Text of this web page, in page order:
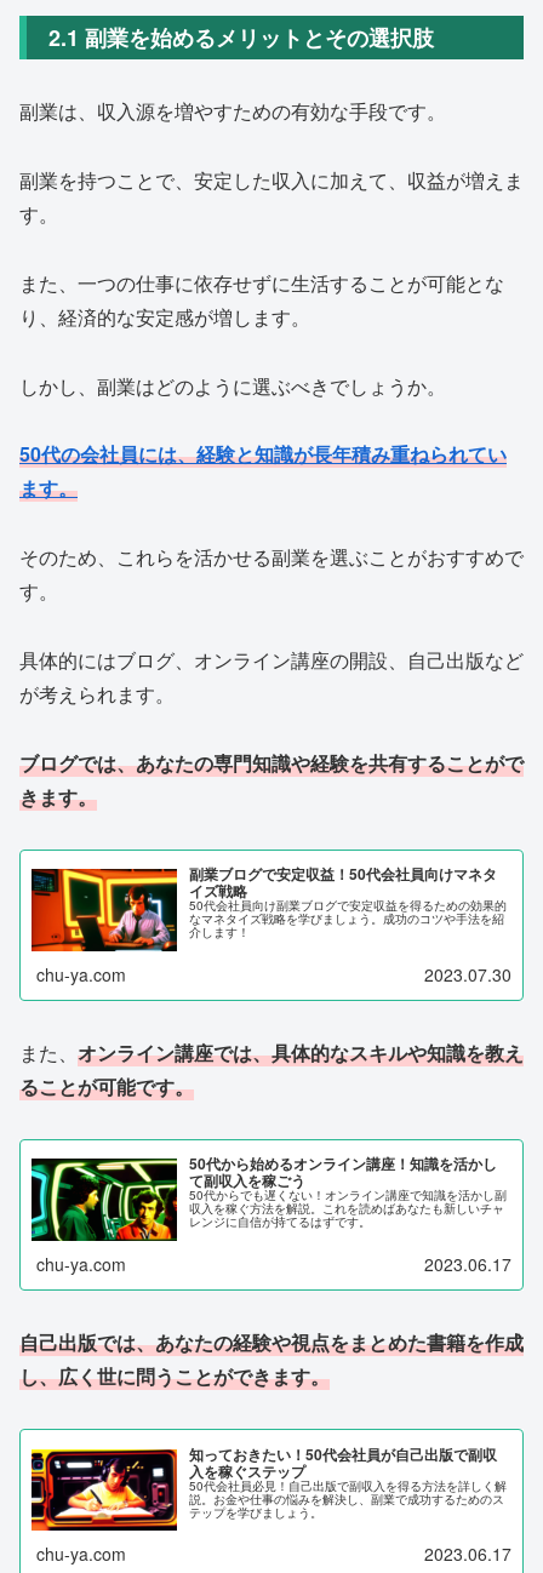
2.1 副業を始めるメリットとその選択肢
副業は、収入源を増やすための有効な手段です。
副業を持つことで、安定した収入に加えて、収益が増えま
す。
また、一つの仕事に依存せずに生活することが可能とな
り、経済的な安定感が増します。
しかし、副業はどのように選ぶべきでしょうか。
50代の会社員には、経験と知識が長年積み重ねられてい
ます。
そのため、これらを活かせる副業を選ぶことがおすすめで
す。
具体的にはブログ、オンライン講座の開設、自己出版など
が考えられます。
ブログでは、あなたの専門知識や経験を共有することがで
きます。
副業ブログで安定収益！50代会社員向けマネタ
イズ戦略
50代会社員向け副業ブログで安定収益を得るための効果的
なマネタイズ戦略を学びましょう。成功のコツや手法を紹
介します！
chu-ya.com 2023.07.30
また、 オンライン講座では、具体的なスキルや知識を教え
ることが可能です。
50代から始めるオンライン講座！知識を活かし
て副収入を稼ごう
50代からでも遅くない！オンライン講座で知識を活かし副
収入を稼ぐ方法を解説。これを読めばあなたも新しいチャ
レンジに自信が持てるはずです。
chu-ya.com 2023.06.17
自己出版では、あなたの経験や視点をまとめた書籍を作成
し、広く世に問うことができます。
知っておきたい！50代会社員が自己出版で副収
入を稼ぐステップ
50代会社員必見！自己出版で副収入を得る方法を詳しく解
説。お金や仕事の悩みを解決し、副業で成功するためのス
テップを学びましょう。
chu-ya.com 2023.06.17